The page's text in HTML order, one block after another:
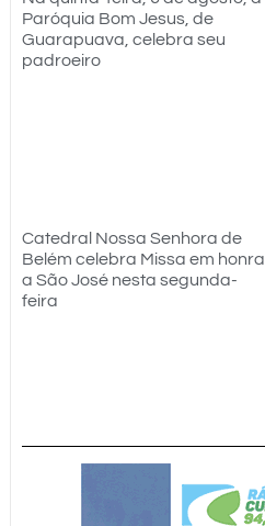
Paróquia Bom Jesus, de
Guarapuava, celebra seu
padroeiro
Catedral Nossa Senhora de
Belém celebra Missa em honra
a São José nesta segunda-
feira